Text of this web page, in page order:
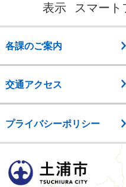
表示 スマート
各課のご案内
交通アクセス
プライバシーポリシー
土浦市